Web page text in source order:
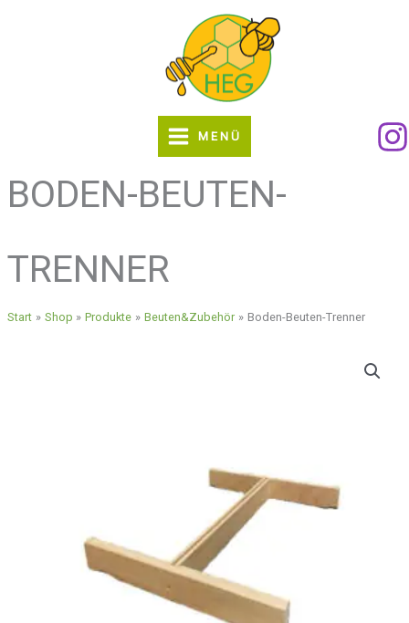
MENÜ
BODEN-BEUTEN-
TRENNER
Start Shop Produkte Beuten&Zubehör Boden-Beuten-Trenner